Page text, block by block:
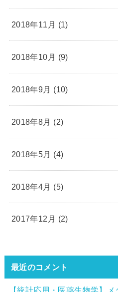
2018年11月 (1)
2018年10月 (9)
2018年9月 (10)
2018年8月 (2)
2018年5月 (4)
2018年4月 (5)
2017年12月 (2)
最近のコメント
【統計応用・医薬生物学】